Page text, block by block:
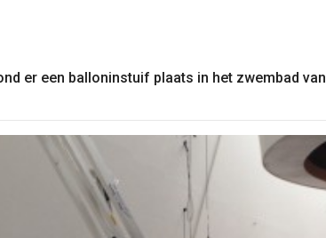
er een balloninstuif plaats in het zwembad